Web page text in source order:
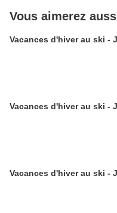
Vous aimerez
Vacances d'hiver au ski -
Vacances d'hiver au ski -
Vacances d'hiver au ski -